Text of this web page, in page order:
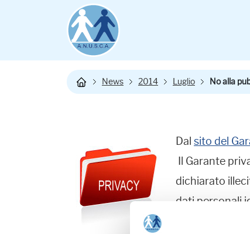
News 2014 Luglio No alla
Dal sito del
Il Garante
dichiarato
dati personali
sezione